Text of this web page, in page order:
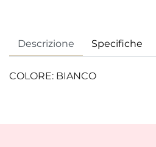
Descrizione Specifiche
COLORE: BIANCO